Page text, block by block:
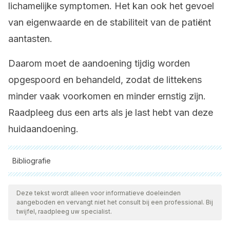
lichamelijke symptomen. Het kan ook het gevoel
van eigenwaarde en de stabiliteit van de patiënt
aantasten.
Daarom moet de aandoening tijdig worden
opgespoord en behandeld, zodat de littekens
minder vaak voorkomen en minder ernstig zijn.
Raadpleeg dus een arts als je last hebt van deze
huidaandoening.
Bibliografie
Alle aangehaalde bronnen zijn grondig gecontroleerd door
ons team om hun kwaliteit, betrouwbaarheid, actualiteit en
geldigheid te waarborgen. De bibliografie van dit artikel werd
Deze tekst wordt alleen voor informatieve doeleinden
aangeboden en vervangt niet het consult bij een professional. Bij
twijfel, raadpleeg uw specialist.